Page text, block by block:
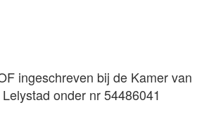
ingeschreven bij de Kamer van
onder nr 54486041